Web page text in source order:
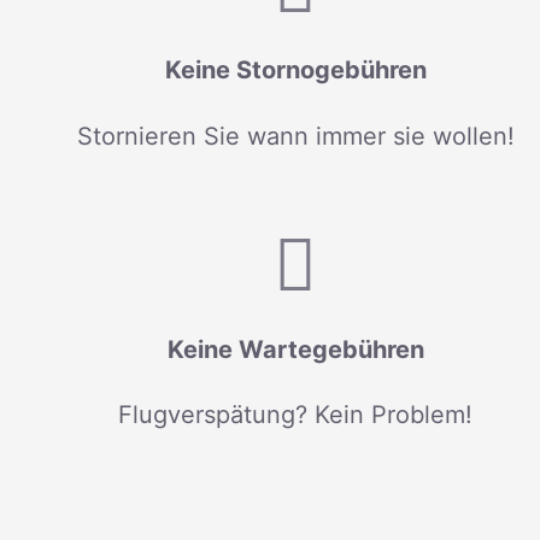
Keine Stornogebühren
Stornieren Sie wann immer sie wollen!
Keine Wartegebühren
Flugverspätung? Kein Problem!